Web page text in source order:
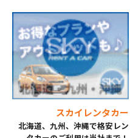
スカイレンタカー
北海道、九州、沖縄で格安レン